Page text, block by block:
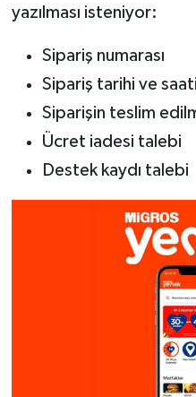
yazılması isteniyor:
Sipariş numarası
Sipariş tarihi ve saati
Siparişin teslim
Ücret iadesi talebi
Destek kaydı talebi